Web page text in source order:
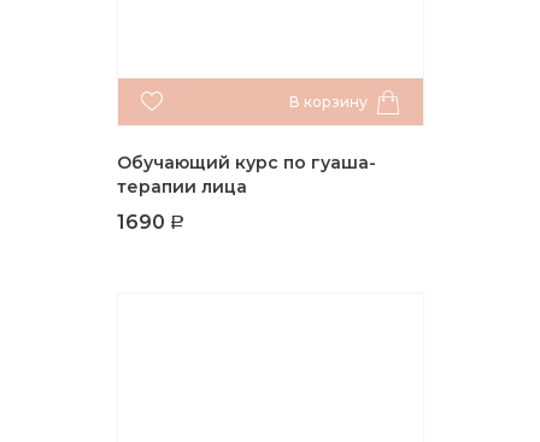
В корзину
Обучающий курс по гуаша-
терапии лица
1690